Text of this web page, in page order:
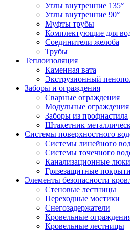
Углы внутренние 135°
Углы внутренние 90°
Муфты трубы
Комплектующие для
Соединители желоба
Трубы
Теплоизоляция
Каменная вата
Экструзионный
Заборы и ограждения
Сварные ограждения
Модульные ограждения
Заборы из профнастила
Штакетник
Системы поверхностного
Системы линейного
Системы точечного
Канализационные люки
Грязезащитные
Элементы безопасности
Стеновые лестницы
Переходные мостики
Снегозадержатели
Кровельные
Кровельные лестницы